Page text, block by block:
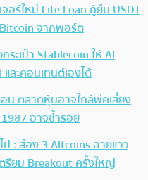
อร์ใหม่ Lite Loan กู้ยืม USDT
จากพอร์ต
ระเป๋า Stablecoin ให้ AI
ละคอนเทนต์เองได้
น ตลาดหุ้นอาจใกล้พีคเสี่ยง
อาจซ้ำรอย
ป : ส่อง 3 Altcoins ฉายแวว
ยม Breakout ครั้งใหญ่